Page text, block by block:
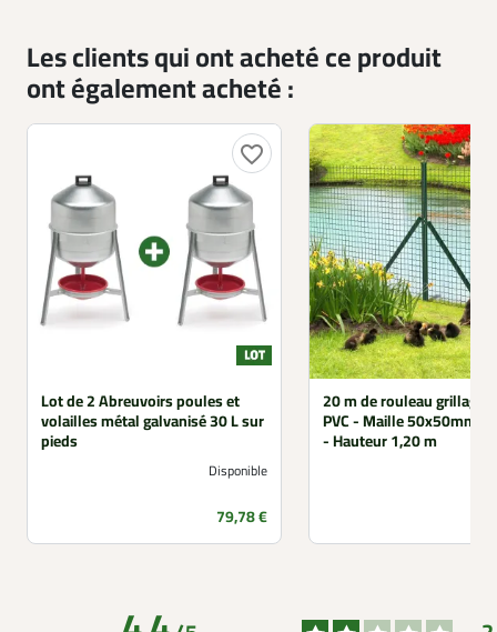
Les clients qui ont acheté ce produit
ont également acheté :
favorite_border
Lot de 2 Abreuvoirs poules et
volailles métal galvanisé 30 L sur
pieds
Disponible
Prix
79,78 €
20 m de rouleau grillage
PVC - Maille 50x50mm -
- Hauteur 1,20 m